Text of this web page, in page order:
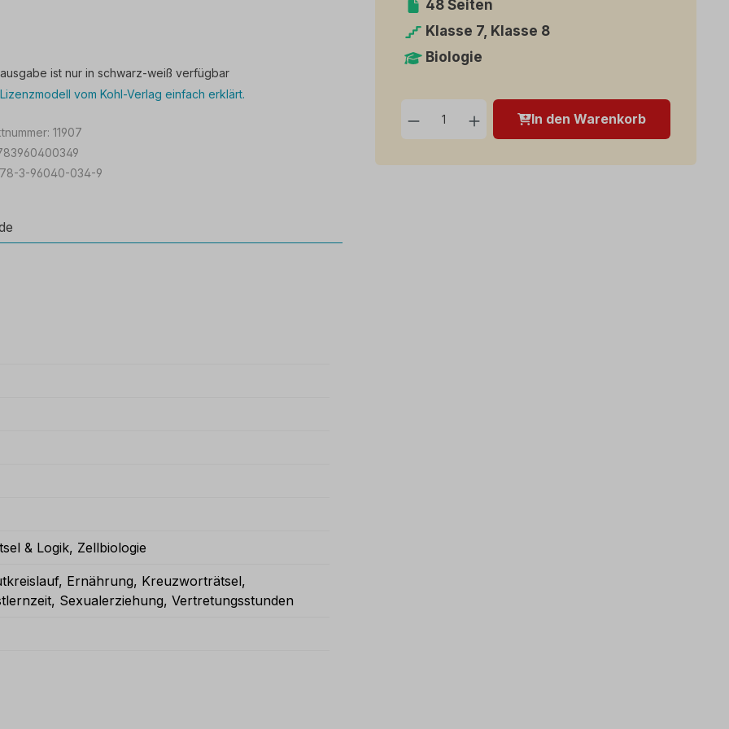
ist nur in schwarz-weiß verfügbar
vom Kohl-Verlag einfach erklärt.
11907
3-96040-034-9
& Logik, Zellbiologie
, Ernährung, Kreuzworträtsel,
, Sexualerziehung, Vertretungsstunden
48 Seiten
Klasse 7, Klasse 8
Biologie
Produkt Anzahl: Gib
In den Warenkorb